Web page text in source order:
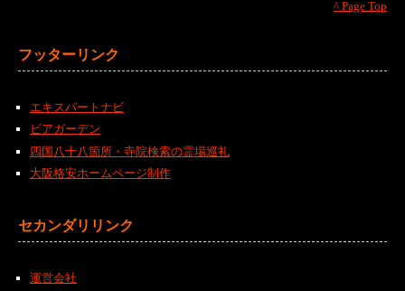
^ Page Top
フッターリンク
エキスパートナビ
ビアガーデン
四国八十八箇所・寺院検索の霊場巡礼
大阪格安ホームページ制作
セカンダリリンク
運営会社